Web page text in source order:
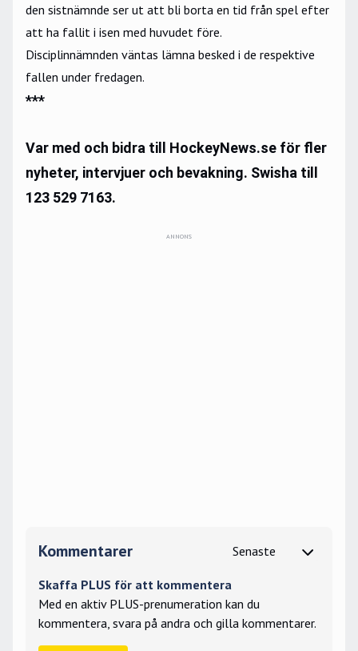
den sistnämnde ser ut att bli borta en tid från spel efter
att ha fallit i isen med huvudet före.
Disciplinnämnden väntas lämna besked i de respektive
fallen under fredagen.
***
Var med och bidra till HockeyNews.se för fler
nyheter, intervjuer och bevakning. Swisha till
123 529 7163.
Kommentarer
Skaffa PLUS för att kommentera
Med en aktiv PLUS-prenumeration kan du
kommentera, svara på andra och gilla kommentarer.